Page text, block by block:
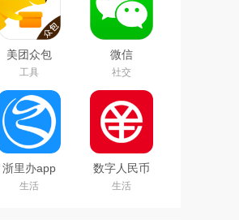
美团众包
工具
微信
WeChat
社交
浙里办app
官方下载
2026手机版
生活
数字人民币
试点版官方
app安卓版
生活